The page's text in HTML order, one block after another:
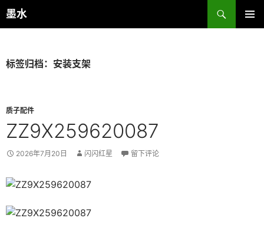
跳
至
墨水
搜
索
标签归档：安装支架
质子配件
ZZ9X259620087
2026年7月20日 闪闪红星 留下评论